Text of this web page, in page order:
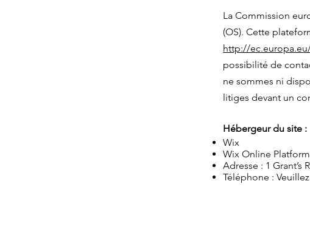
La Commission
(OS). Cette
http://
possibilité de
ne sommes ni
litiges devant un
Hébergeur du site :
Wix
Wix Online
Adresse : 1 Grant’s
Téléphone :